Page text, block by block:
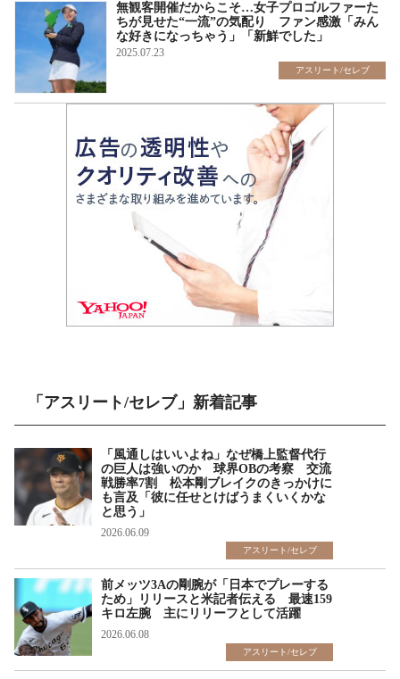
無観客開催だからこそ…女子プロゴルファーた
ちが見せた“一流”の気配り ファン感激「みん
な好きになっちゃう」「新鮮でした」
2025.07.23
アスリート/セレブ
「アスリート/セレブ」新着記事
「風通しはいいよね」なぜ橋上監督代行
の巨人は強いのか 球界OBの考察 交流
戦勝率7割 松本剛ブレイクのきっかけに
も言及「彼に任せとけばうまくいくかな
と思う」
2026.06.09
アスリート/セレブ
前メッツ3Aの剛腕が「日本でプレーする
ため」リリースと米記者伝える 最速159
キロ左腕 主にリリーフとして活躍
2026.06.08
アスリート/セレブ